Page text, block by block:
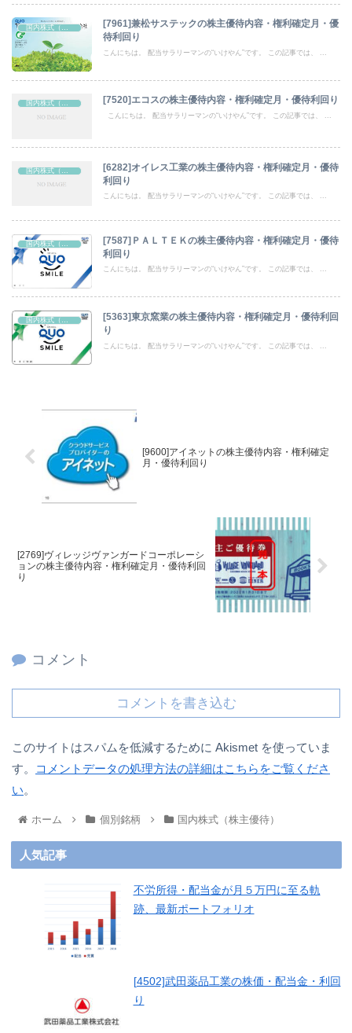
[7961]兼松サステックの株主優待内容・権利確定月・優
待利回り
こんにちは。 配当サラリーマンの“いけやん”です。 この記事では、 ...
国内株式（株主優待） [7520]エコスの株主優待内容・権利確定月・優待利回り
こんにちは。 配当サラリーマンの“いけやん”です。 この記事では、 ...
[6282]オイレス工業の株主優待内容・権利確定月・優待
利回り
こんにちは。 配当サラリーマンの“いけやん”です。 この記事では、 ...
[7587]ＰＡＬＴＥＫの株主優待内容・権利確定月・優待
利回り
こんにちは。 配当サラリーマンの“いけやん”です。 この記事では、 ...
[5363]東京窯業の株主優待内容・権利確定月・優待利回
り
こんにちは。 配当サラリーマンの“いけやん”です。 この記事では、 ...
[9600]アイネットの株主優待内容・権利確定
月・優待利回り
[2769]ヴィレッジヴァンガードコーポレーシ
ョンの株主優待内容・権利確定月・優待利回
り
コメント
コメントを書き込む
このサイトはスパムを低減するために Akismet を使っていま
す。
コメントデータの処理方法の詳細はこちらをご覧くださ
い。
ホーム 個別銘柄 国内株式（株主優待）
人気記事
不労所得・配当金が月５万円に至る軌
跡、最新ポートフォリオ
[4502]武田薬品工業の株価・配当金・利回
り